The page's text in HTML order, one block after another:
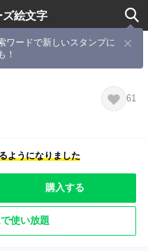
ズ絵文字
ワードで新しいスタンプに
！しょ♡
61
ようになりました
購入する
使い放題